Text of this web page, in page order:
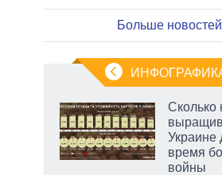
Больше новостей
Сколько
Украине
время
войны